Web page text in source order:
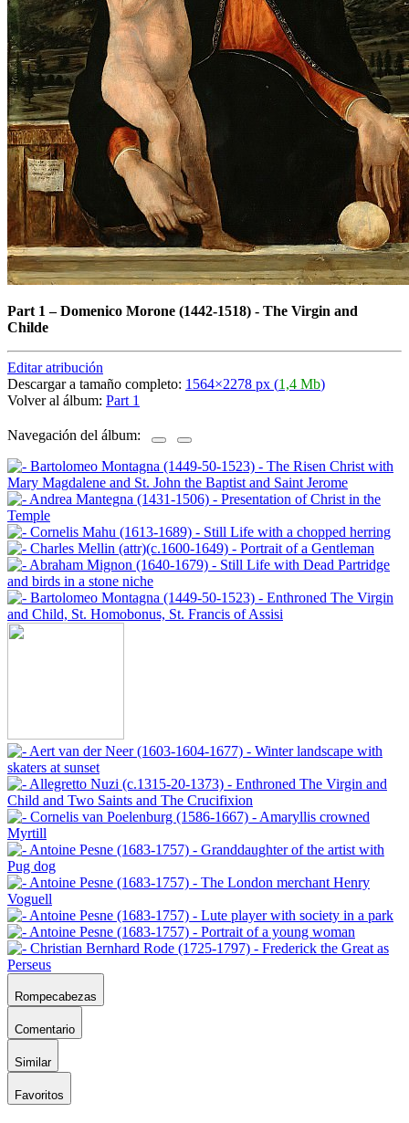
Part 1 –Domenico Morone (1442-1518) - The Virgin and
Childe
Editar atribución
Descargar a tamaño completo: 1564×2278 px (1,4 Mb)
Volver al álbum: Part 1
Navegación del álbum:
Rompecabezas
Comentario
Similar
Favoritos